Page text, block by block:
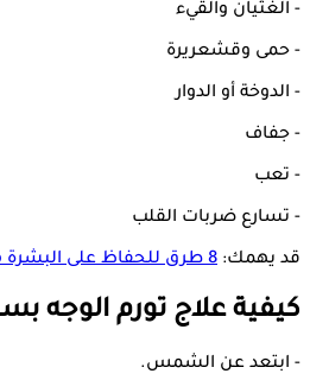
- الغثيان والقيء
- حمى وقشعريرة
- الدوخة أو الدوار
- جفاف
- تعب
- تسارع ضربات القلب
قد يهمك: 8 طرق للحفاظ على البشرة من أشعة الشمس الضارة
كيفية علاج تورم
- ابتعد عن الشمس.